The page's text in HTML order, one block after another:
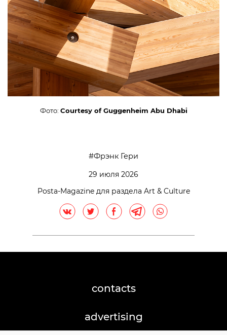
Фото: Courtesy of Guggenheim Abu Dhabi
Фрэнк Гери
29 июля 2026
Posta-Magazine для раздела Art & Culture
contacts
advertising